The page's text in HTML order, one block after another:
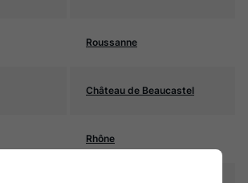
Roussanne
Château de Beaucastel
Rhône